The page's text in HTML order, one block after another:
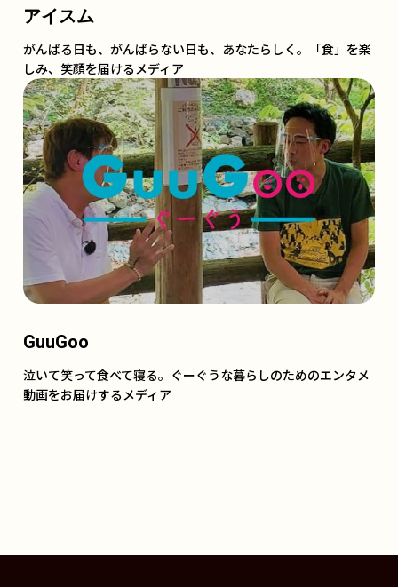
アイスム
がんばる日も、がんばらない日も、あなたらしく。「食」を楽
しみ、笑顔を届けるメディア
GuuGoo
泣いて笑って食べて寝る。ぐーぐうな暮らしのためのエンタメ
動画をお届けするメディア